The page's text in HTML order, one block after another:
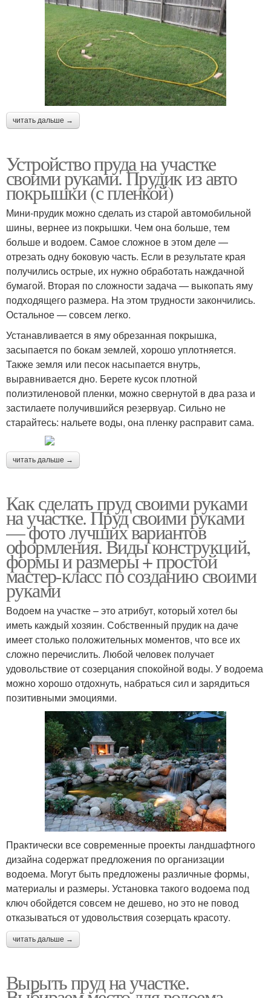
читать дальше →
Устройство пруда на участке
своими руками. Прудик из авто
покрышки (с пленкой)
Мини-прудик можно сделать из старой автомобильной
шины, вернее из покрышки. Чем она больше, тем
больше и водоем. Самое сложное в этом деле —
отрезать одну боковую часть. Если в результате края
получились острые, их нужно обработать наждачной
бумагой. Вторая по сложности задача — выкопать яму
подходящего размера. На этом трудности закончились.
Остальное — совсем легко.
Устанавливается в яму обрезанная покрышка,
засыпается по бокам землей, хорошо уплотняется.
Также земля или песок насыпается внутрь,
выравнивается дно. Берете кусок плотной
полиэтиленовой пленки, можно свернутой в два раза и
застилаете получившийся резервуар. Сильно не
старайтесь: нальете воды, она пленку расправит сама.
читать дальше →
Как сделать пруд своими руками
на участке. Пруд своими руками
— фото лучших вариантов
оформления. Виды конструкций,
формы и размеры + простой
мастер-класс по созданию своими
руками
Водоем на участке – это атрибут, который хотел бы
иметь каждый хозяин. Собственный прудик на даче
имеет столько положительных моментов, что все их
сложно перечислить. Любой человек получает
удовольствие от созерцания спокойной воды. У водоема
можно хорошо отдохнуть, набраться сил и зарядиться
позитивными эмоциями.
Практически все современные проекты ландшафтного
дизайна содержат предложения по организации
водоема. Могут быть предложены различные формы,
материалы и размеры. Установка такого водоема под
ключ обойдется совсем не дешево, но это не повод
отказываться от удовольствия созерцать красоту.
читать дальше →
Вырыть пруд на участке.